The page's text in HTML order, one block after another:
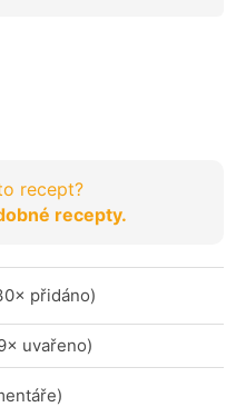
recept?
recepty.
přidáno)
uvařeno)